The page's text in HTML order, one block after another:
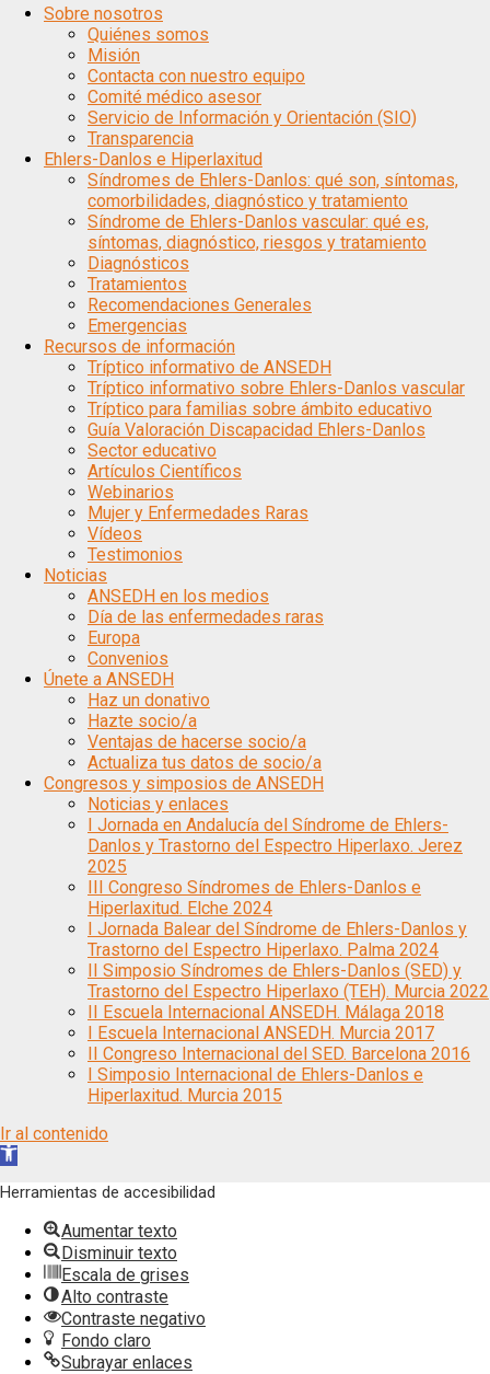
Scroll Sobre nosotros
Quiénes somos
Misión
Contacta con nuestro equipo
Comité médico asesor
Servicio de Información y Orientación (SIO)
Transparencia
Ehlers-Danlos e Hiperlaxitud
Síndromes de Ehlers-Danlos: qué son, síntomas,
comorbilidades, diagnóstico y tratamiento
Síndrome de Ehlers-Danlos vascular: qué es,
síntomas, diagnóstico, riesgos y tratamiento
Diagnósticos
Tratamientos
Recomendaciones Generales
Emergencias
Recursos de información
Tríptico informativo de ANSEDH
Tríptico informativo sobre Ehlers-Danlos vascular
Tríptico para familias sobre ámbito educativo
Guía Valoración Discapacidad Ehlers-Danlos
Sector educativo
Artículos Científicos
Webinarios
Mujer y Enfermedades Raras
Vídeos
Testimonios
Noticias
ANSEDH en los medios
Día de las enfermedades raras
Europa
Convenios
Únete a ANSEDH
Haz un donativo
Hazte socio/a
Ventajas de hacerse socio/a
Actualiza tus datos de socio/a
Congresos y simposios de ANSEDH
Noticias y enlaces
I Jornada en Andalucía del Síndrome de Ehlers-
Danlos y Trastorno del Espectro Hiperlaxo. Jerez
2025
III Congreso Síndromes de Ehlers-Danlos e
Hiperlaxitud. Elche 2024
I Jornada Balear del Síndrome de Ehlers-Danlos y
Trastorno del Espectro Hiperlaxo. Palma 2024
II Simposio Síndromes de Ehlers-Danlos (SED) y
Trastorno del Espectro Hiperlaxo (TEH). Murcia 2022
II Escuela Internacional ANSEDH. Málaga 2018
I Escuela Internacional ANSEDH. Murcia 2017
II Congreso Internacional del SED. Barcelona 2016
I Simposio Internacional de Ehlers-Danlos e
Hiperlaxitud. Murcia 2015
Ir al contenido
Abrir
de
herramientas
Herramientas de accesibilidad
Aumentar texto
Disminuir texto
Escala de grises
Alto contraste
Contraste negativo
Fondo claro
Subrayar enlaces